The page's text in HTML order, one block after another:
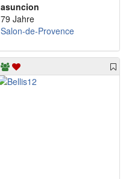
asuncion
79 Jahre
Salon-de-Provence